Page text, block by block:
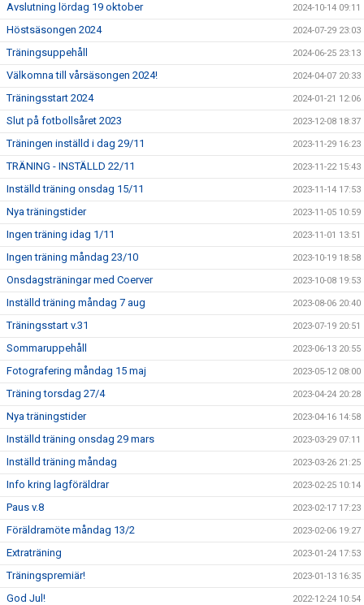
Avslutning lördag 19 oktober 2024-10-14 09:11
Höstsäsongen 2024 2024-07-29 23:03
Träningsuppehåll 2024-06-25 23:13
Välkomna till vårsäsongen 2024! 2024-04-07 20:33
Träningsstart 2024 2024-01-21 12:06
Slut på fotbollsåret 2023 2023-12-08 18:37
Träningen inställd i dag 29/11 2023-11-29 16:23
TRÄNING - INSTÄLLD 22/11 2023-11-22 15:43
Inställd träning onsdag 15/11 2023-11-14 17:53
Nya träningstider 2023-11-05 10:59
Ingen träning idag 1/11 2023-11-01 13:51
Ingen träning måndag 23/10 2023-10-19 18:58
Onsdagsträningar med Coerver 2023-10-08 19:53
Inställd träning måndag 7 aug 2023-08-06 20:40
Träningsstart v.31 2023-07-19 20:51
Sommaruppehåll 2023-06-13 20:55
Fotografering måndag 15 maj 2023-05-12 08:00
Träning torsdag 27/4 2023-04-24 20:28
Nya träningstider 2023-04-16 14:58
Inställd träning onsdag 29 mars 2023-03-29 07:11
Inställd träning måndag 2023-03-26 21:25
Info kring lagföräldrar 2023-02-25 10:14
Paus v.8 2023-02-17 17:23
Föräldramöte måndag 13/2 2023-02-06 19:27
Extraträning 2023-01-24 17:53
Träningspremiär! 2023-01-13 16:35
God Jul! 2022-12-24 10:54